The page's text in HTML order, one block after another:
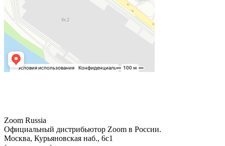
Zoom Russia
Официальный дистрибьютор Zoom в России.
Москва, Курьяновская наб., 6с1